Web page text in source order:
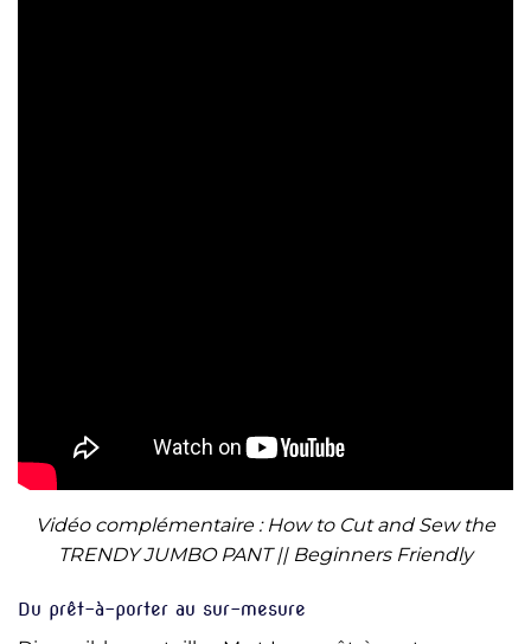
Vidéo complémentaire : How to Cut and Sew the
TRENDY JUMBO PANT || Beginners Friendly
Du prêt-à-porter au sur-mesure